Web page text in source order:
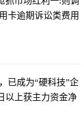
卡逾期诉讼类费用
已成为“硬科技”企
以上获主力资金净